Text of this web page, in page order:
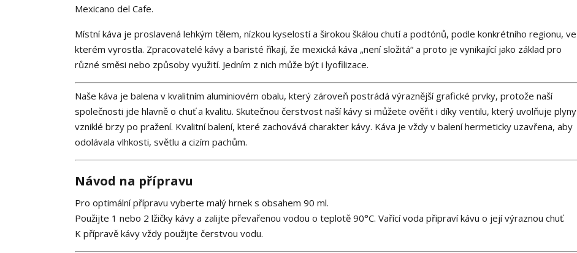
Mexicano del Cafe.
Místní káva je proslavená lehkým tělem, nízkou kyselostí a širokou škálou chutí a podtónů, podle konkrétního regionu, ve
kterém vyrostla. Zpracovatelé kávy a baristé říkají, že mexická káva „není složitá“ a proto je vynikající jako základ pro
různé směsi nebo způsoby využití. Jedním z nich může být i lyofilizace.
Naše káva je balena v kvalitním aluminiovém obalu, který zároveň postrádá výraznější grafické prvky, protože naší
společnosti jde hlavně o chuť a kvalitu. Skutečnou čerstvost naší kávy si můžete ověřit i díky ventilu, který uvolňuje plyny
vzniklé brzy po pražení. Kvalitní balení, které zachovává charakter kávy. Káva je vždy v balení hermeticky uzavřena, aby
odolávala vlhkosti, světlu a cizím pachům.
Návod na přípravu
Pro optimální přípravu vyberte malý hrnek s obsahem 90 ml.
Použijte 1 nebo 2 lžičky kávy a zalijte převařenou vodou o teplotě 90°C. Vařící voda připraví kávu o její výraznou chuť.
K přípravě kávy vždy použijte čerstvou vodu.